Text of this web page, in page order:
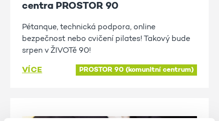
centra PROSTOR 90
Pétanque, technická podpora, online
bezpečnost nebo cvičení pilates! Takový bude
srpen v ŽIVOTě 90!
VÍCE PROSTOR 90 (komunitní centrum)